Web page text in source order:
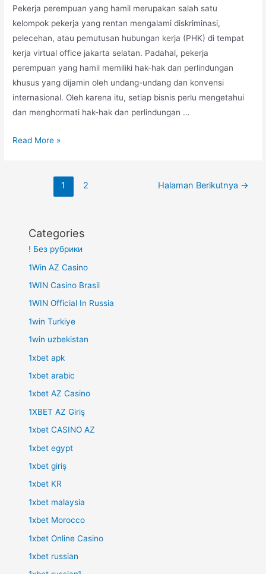
Pekerja perempuan yang hamil merupakan salah satu
kelompok pekerja yang rentan mengalami diskriminasi,
pelecehan, atau pemutusan hubungan kerja (PHK) di tempat
kerja virtual office jakarta selatan. Padahal, pekerja
perempuan yang hamil memiliki hak-hak dan perlindungan
khusus yang dijamin oleh undang-undang dan konvensi
internasional. Oleh karena itu, setiap bisnis perlu mengetahui
dan menghormati hak-hak dan perlindungan …
Undang-
Read More »
1 2 Halaman Berikutnya →
Categories
! Без рубрики
1Win AZ Casino
1WIN Casino Brasil
1WIN Official In Russia
1win Turkiye
1win uzbekistan
1xbet apk
1xbet arabic
1xbet AZ Casino
1XBET AZ Giriş
1xbet CASINO AZ
1xbet egypt
1xbet giriş
1xbet KR
1xbet malaysia
1xbet Morocco
1xbet Online Casino
1xbet russian